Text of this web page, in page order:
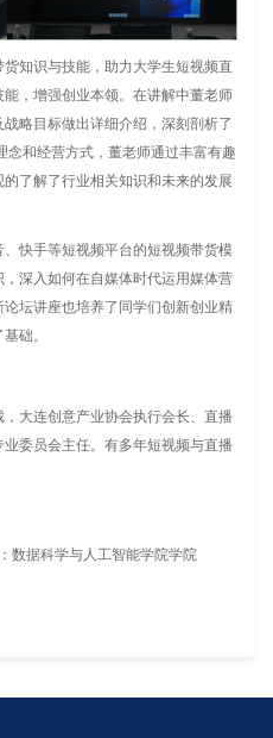
知识与技能，助力大学生短视频直
，增强创业本领。在讲解中董老师
略目标做出详细介绍，深刻剖析了
念和经营方式，董老师通过丰富有趣
了解了行业相关知识和未来的发展
快手等短视频平台的短视频带货模
深入如何在自媒体时代运用媒体营
坛讲座也培养了同学们创新创业精
础。
大连创意产业协会执行会长、直播
委员会主任。有多年短视频与直播
据科学与人工智能学院学院